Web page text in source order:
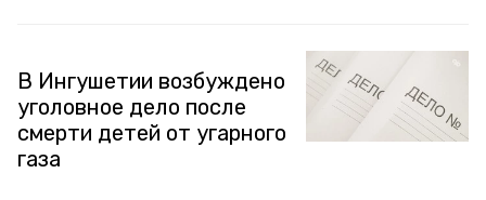
В Ингушетии возбуждено
уголовное дело после
смерти детей от угарного
газа